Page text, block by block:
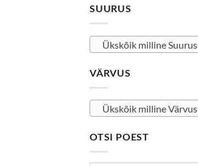
SUURUS
Ükskõik milline Suurus
VÄRVUS
Ükskõik milline Värvus
OTSI POEST